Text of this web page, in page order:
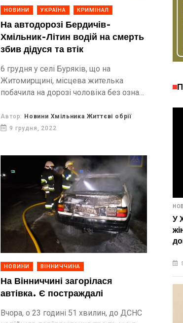
НОВИНИ УКРАЇНА КРИМІНАЛ
На автодорозі Бердичів-
Хмільник-Літин водій на смерть
збив дідуся та втік
6 грудня у селі Буряків, що на
Житомирщині, місцева жителька
побачила на дорозі чоловіка без ознак
Автор: Новини Хмільника Життєві обрії
9 грудня, 2022
НОВИНИ ВІННИЧЧИНА
На Вінниччині загорілася
автівка. Є постраждалі
Вчора, о 23 годині 51 хвилин, до ДСНС
У